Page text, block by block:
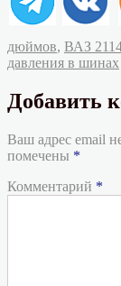
дюймов, ВАЗ
давления в шинах
Добавить
Ваш адрес email
помечены *
Комментарий *